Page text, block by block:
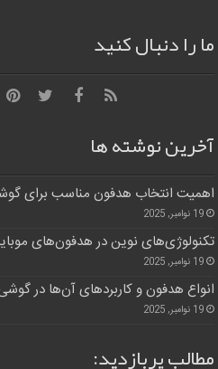
ما را دنبال کنید
آخرین نوشته ها
اهمیت انتخاب هدفون مناسب برای
19 نوامبر, 2025
تکنولوژی‌های نوین در هدفون‌های
19 نوامبر, 2025
انواع هدفون و کاربردهای آن‌ها در
19 نوامبر, 2025
مطالب پربازدید: